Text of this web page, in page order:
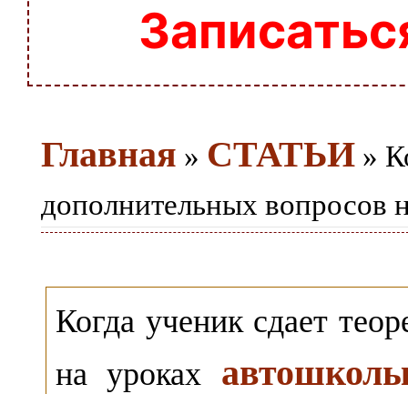
Главная » СТАТЬИ »
дополнительных вопросов
Когда ученик сдает
на уроках